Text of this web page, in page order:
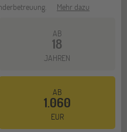
Mehr dazu
AB
18
JAHREN
AB
1.060
EUR